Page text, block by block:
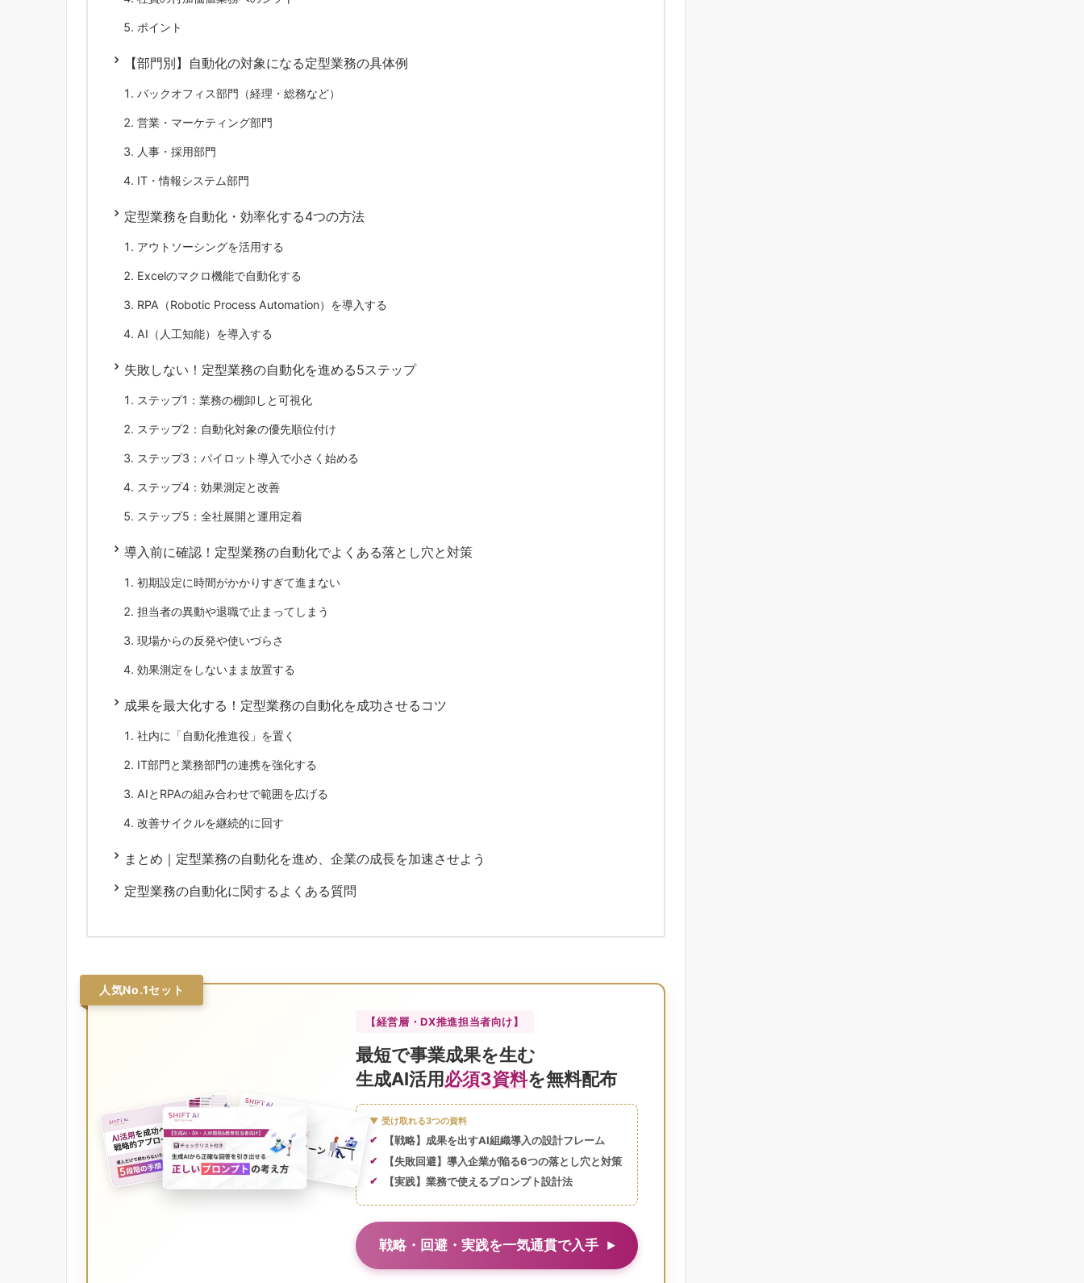
ポイント
【部門別】自動化の対象になる定型業務の具体例
バックオフィス部門（経理・総務など）
営業・マーケティング部門
人事・採用部門
IT・情報システム部門
定型業務を自動化・効率化する4つの方法
アウトソーシングを活用する
Excelのマクロ機能で自動化する
RPA（Robotic Process Automation）を導入する
AI（人工知能）を導入する
失敗しない！定型業務の自動化を進める5ステップ
ステップ1：業務の棚卸しと可視化
ステップ2：自動化対象の優先順位付け
ステップ3：パイロット導入で小さく始める
ステップ4：効果測定と改善
ステップ5：全社展開と運用定着
導入前に確認！定型業務の自動化でよくある落とし穴と対策
初期設定に時間がかかりすぎて進まない
担当者の異動や退職で止まってしまう
現場からの反発や使いづらさ
効果測定をしないまま放置する
成果を最大化する！定型業務の自動化を成功させるコツ
社内に「自動化推進役」を置く
IT部門と業務部門の連携を強化する
AIとRPAの組み合わせで範囲を広げる
改善サイクルを継続的に回す
まとめ｜定型業務の自動化を進め、企業の成長を加速させよう
定型業務の自動化に関するよくある質問
人気No.1セット
【経営層・DX推進担当者向け】
最短で事業成果を生む
生成AI活用必須3資料を無料配布
▼ 受け取れる3つの資料
【戦略】成果を出すAI組織導入の設計フレーム
【失敗回避】導入企業が陥る6つの落とし穴と対策
【実践】業務で使えるプロンプト設計法
戦略・回避・実践を一気通貫で入手